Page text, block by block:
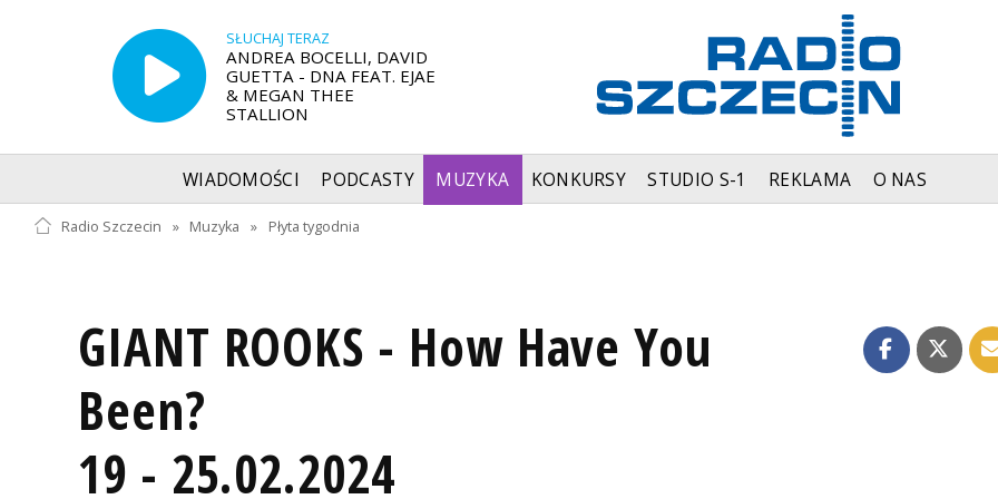
SŁUCHAJ TERAZ
ANDREA BOCELLI, DAVID
GUETTA - DNA FEAT. EJAE
& MEGAN THEE
STALLION
WIADOMOŚCI PODCASTY MUZYKA KONKURSY STUDIO S-1 REKLAMA O NAS
Radio Szczecin » Muzyka » Płyta tygodnia
GIANT ROOKS - How Have You
Been?
19 - 25.02.2024